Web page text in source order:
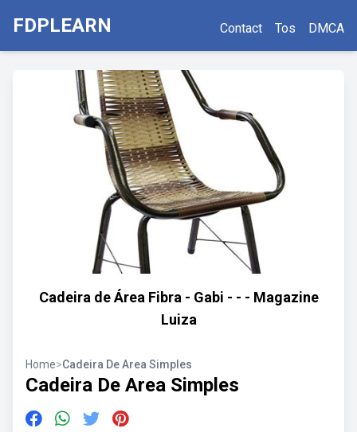
FDPLEARN Contact Tos DMCA
Cadeira de Área Fibra - Gabi - - - Magazine
Luiza
Home>Cadeira De Area Simples
Cadeira De Area Simples